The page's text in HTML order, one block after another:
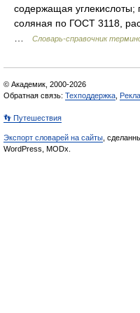
содержащая углекислоты;
соляная по ГОСТ 3118,
Словарь-справочник
© Академик, 2000-2026
Обратная связь: Техподдержка
👣 Путешествия
Экспорт словарей на сайты ,
WordPress, MODx.